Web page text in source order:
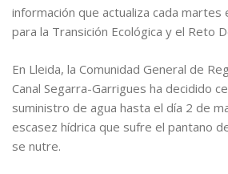
información que actualiza cada martes
para la Transición Ecológica y el Reto
En Lleida, la Comunidad General de
Canal Segarra-Garrigues ha decidido
suministro de agua hasta el día 2 de
escasez hídrica que sufre el pantano
se nutre.